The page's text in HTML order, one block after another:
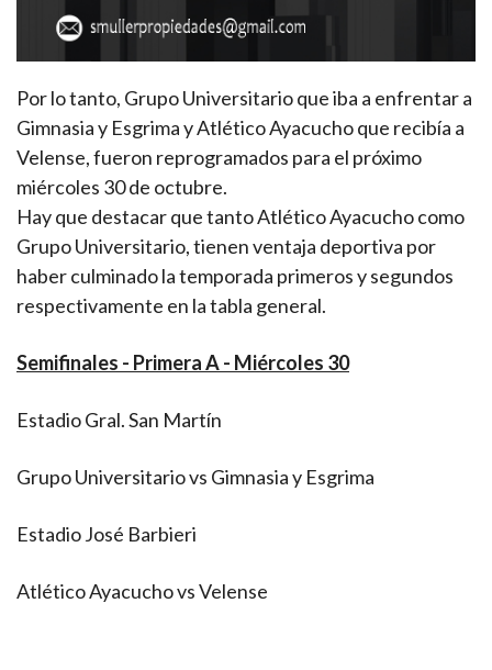
Por lo tanto, Grupo Universitario que iba a enfrentar a
Gimnasia y Esgrima y Atlético Ayacucho que recibía a
Velense, fueron reprogramados para el próximo
miércoles 30 de octubre.
Hay que destacar que tanto Atlético Ayacucho como
Grupo Universitario, tienen ventaja deportiva por
haber culminado la temporada primeros y segundos
respectivamente en la tabla general.
Semifinales - Primera A - Miércoles 30
Estadio Gral. San Martín
Grupo Universitario vs Gimnasia y Esgrima
Estadio José Barbieri
Atlético Ayacucho vs Velense